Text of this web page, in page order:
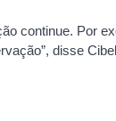
continue. Por
disse